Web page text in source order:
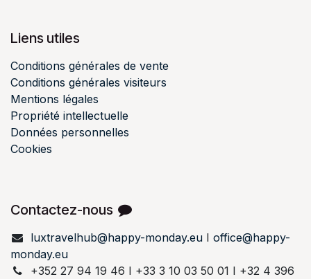
Liens utiles
Conditions générales de vente
Conditions générales visiteurs
Mentions légales
Propriété intellectuelle
Données personnelles
Cookies
Contactez-nous
luxtravelhub@happy-monday.euI office@happy-
monday.eu
+352 27 94 19 46 I +33 3 10 03 50 01 I +32 4 396